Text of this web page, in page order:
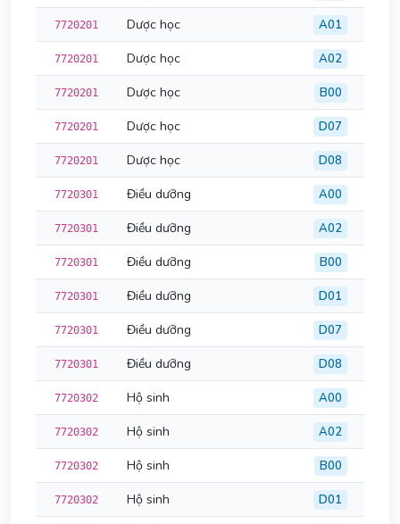
7720201 Dược học A01
7720201 Dược học A02
7720201 Dược học B00
7720201 Dược học D07
7720201 Dược học D08
7720301 Điều dưỡng A00
7720301 Điều dưỡng A02
7720301 Điều dưỡng B00
7720301 Điều dưỡng D01
7720301 Điều dưỡng D07
7720301 Điều dưỡng D08
7720302 Hộ sinh A00
7720302 Hộ sinh A02
7720302 Hộ sinh B00
7720302 Hộ sinh D01